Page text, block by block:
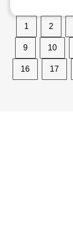
1 2
9 10
16 17